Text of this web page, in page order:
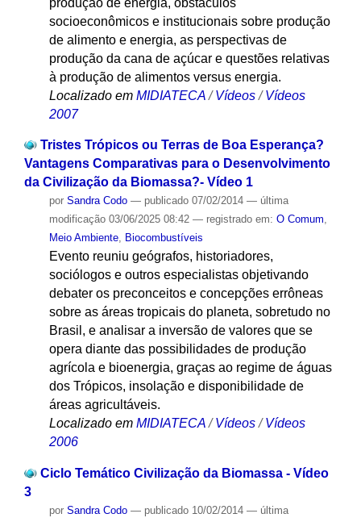
socioeconômicos e institucionais sobre produção
de alimento e energia, as perspectivas de
produção da cana de açúcar e questões relativas
à produção de alimentos versus energia.
Localizado em MIDIATECA /Vídeos /Vídeos
2007
Tristes Trópicos ou Terras de Boa Esperança?
Vantagens Comparativas para o Desenvolvimento
da Civilização da Biomassa?- Vídeo 1
por Sandra Codo — publicado07/02/2014 — última
modificação03/06/2025 08:42 — registrado em: O Comum,
Meio Ambiente, Biocombustíveis
Evento reuniu geógrafos, historiadores,
sociólogos e outros especialistas objetivando
debater os preconceitos e concepções errôneas
sobre as áreas tropicais do planeta, sobretudo no
Brasil, e analisar a inversão de valores que se
opera diante das possibilidades de produção
agrícola e bioenergia, graças ao regime de águas
dos Trópicos, insolação e disponibilidade de
áreas agricultáveis.
Localizado em MIDIATECA / Vídeos / Vídeos
2006
Ciclo Temático Civilização da Biomassa - Vídeo
3
por Sandra Codo — publicado10/02/2014 — última